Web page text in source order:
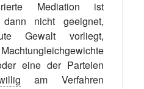
Mediation ist
dann nicht geeignet,
Gewalt vorliegt,
eine der Parteien
am Verfahren